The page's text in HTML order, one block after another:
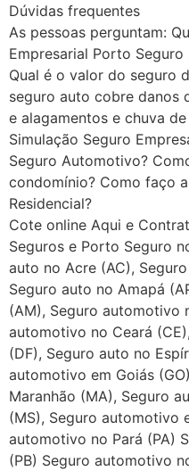
Dúvidas frequentes
As pessoas perguntam:
Empresarial Porto Seguro
Qual é o valor do seguro
seguro auto cobre danos
e alagamentos e chuva
Simulação Seguro
Seguro Automotivo?
condomínio? Como faço
Residencial?
Cote online Aqui e
Seguros e Porto Seguro
auto no Acre (AC),
Seguro auto no Amapá
(AM), Seguro automotivo
automotivo no Ceará
(DF), Seguro auto no
automotivo em Goiás
Maranhão (MA), Seguro
(MS), Seguro automotivo
automotivo no Pará (PA)
(PB) Seguro automotivo